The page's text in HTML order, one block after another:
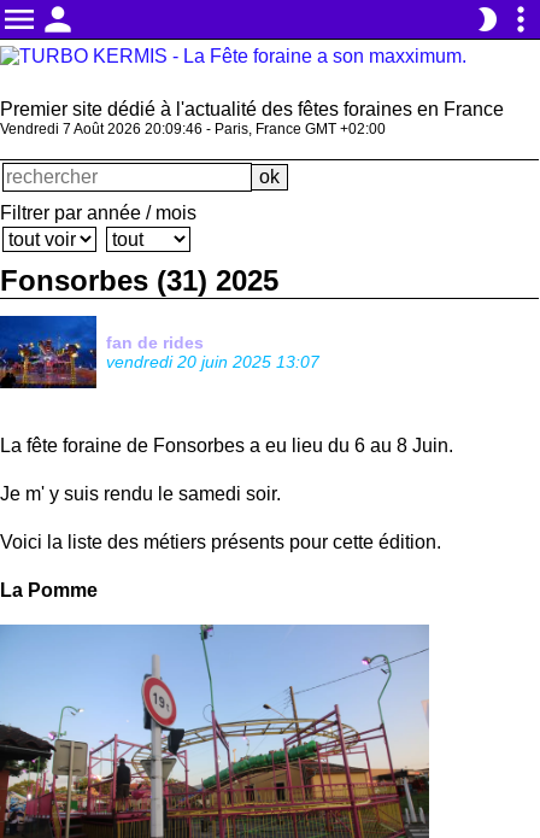
menu person brightness_2 more_vert
Premier site dédié à l'actualité des fêtes foraines en France
Vendredi 7 Août 2026 20:09:47 - Paris, France GMT +02:00
Filtrer par année / mois
Fonsorbes (31) 2025
fan de rides
vendredi 20 juin 2025 13:07
La fête foraine de Fonsorbes a eu lieu du 6 au 8 Juin.
Je m' y suis rendu le samedi soir.
Voici la liste des métiers présents pour cette édition.
La Pomme